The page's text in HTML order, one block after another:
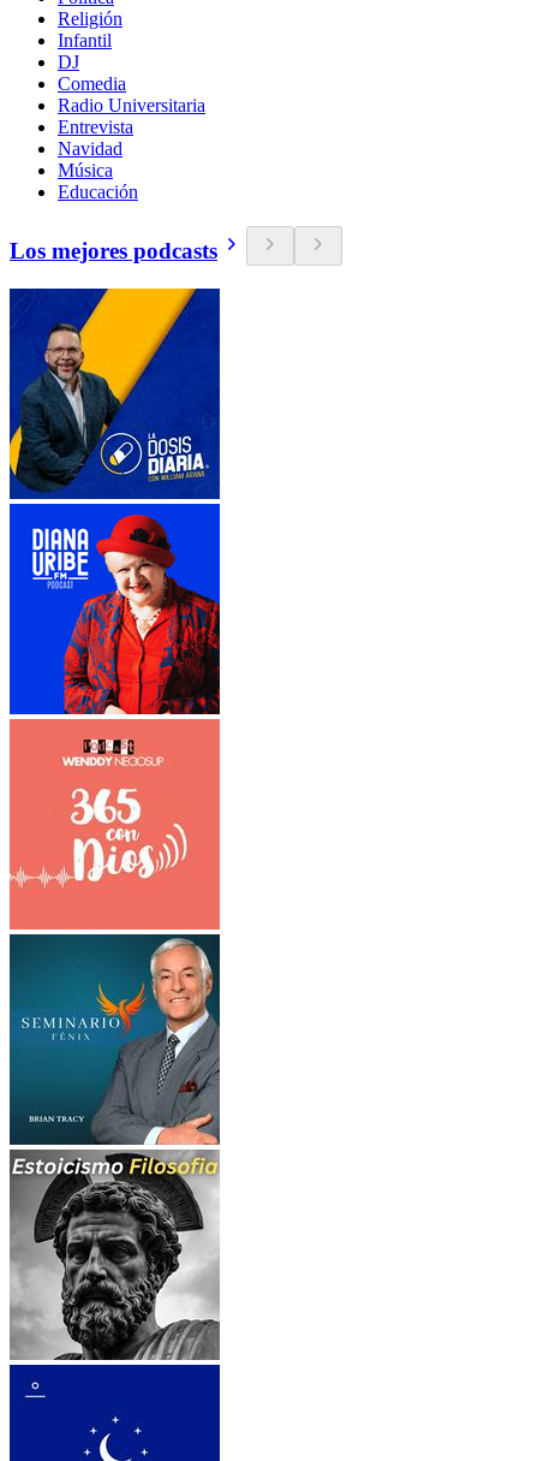
Religión
Infantil
DJ
Comedia
Radio Universitaria
Entrevista
Navidad
Música
Educación
Los mejores podcasts